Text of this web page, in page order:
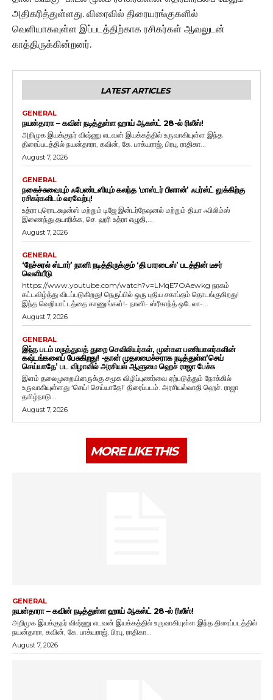
அதிகரித்துள்ளது. விரைவில் திரையரங்குகளில்
வெளியாகவுள்ள இப்படத்திற்காக ரசிகர்கள் ஆவலுடன்
காத்திருக்கின்றனர்.
LATEST ARTICLES
GENERAL
நயன்தாரா – கவின் நடித்துள்ள ஹாய் ஆகஸ்ட் 28-ல் ரிலீஸ்!
அறிமுக இயக்குநர் விஷ்ணு எடவன் இயக்கத்தில் உருவாகியுள்ள இந்த
திரைப்படத்தில் நயன்தாரா, கவின், கே. பாக்யராஜ், பிரபு, ராதிகா...
August 7, 2026
GENERAL
நகைச்சுவையும் ஃபேண்டஸியும் கலந்த ‘மாஸ்டர் பிளான்’ ஃபர்ஸ்ட் லுக்கிற்கு
ரசிகர்களிடம் வரவேற்பு!
உத்ரா புரொடக்ஷன்ஸ் மற்றும் டிஜே இன்டர்நேஷனல் மற்றும் தியா ஃபிலிம்ஸ்
இணைந்து தயாரிக்க, செ. ஹரி உத்ரா எழுதி,...
August 7, 2026
GENERAL
‘நேச்சுரல் ஸ்டார்’ நானி நடித்திருக்கும் ‘தி பாரடைஸ்’ படத்தின் டீசர்
வெளியீடு
https://www.youtube.com/watch?v=LMqE7OAewkg நரகம்
கட்டவிழ்த்து விடப்படுகிறது! நெருப்பில் ஒரு புதிய சகாப்தம் தொடங்குகிறது!
இந்த வெறியாட்டத்தை காணுங்கள்!- நானி- ஸ்ரீகாந்த் ஒடேலா-...
August 7, 2026
GENERAL
இந்த படம் மருத்துவத் துறை செவிலியர்கள், முன்கள பணியாளர்களின்
கஷ்டங்களைப் பேசுகிறது! -தான் முதலமைச்சராக நடித்துள்ள’செய்
செய்யாதே’ பட விழாவில் அரசியல் ஆளுமை ஹெச் ராஜா பேச்சு
இளம் தலைமுறையினருக்கு சமூக விழிப்புணர்வை ஏற்படுத்தும் நோக்கில்
உருவாகியுள்ளது ‘செய்! செய்யாதே!’ திரைப்படம். அரசியல்வாதி ஹெச். ராஜா
தமிழ்நாடு...
August 7, 2026
MORE LIKE THIS
GENERAL
நயன்தாரா – கவின் நடித்துள்ள ஹாய் ஆகஸ்ட் 28-ல் ரிலீஸ்!
அறிமுக இயக்குநர் விஷ்ணு எடவன் இயக்கத்தில் உருவாகியுள்ள இந்த திரைப்படத்தில்
நயன்தாரா, கவின், கே. பாக்யராஜ், பிரபு, ராதிகா...
August 7, 2026